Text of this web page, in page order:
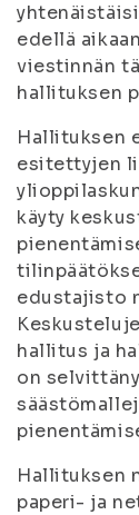
edellä
viestinnän
hallituksen
Hallituksen
esitettyjen
käyty
edustajisto
hallitus ja
on
Hallituksen
paperi- ja